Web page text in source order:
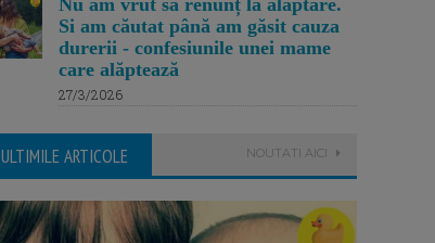
Nu am vrut să renunț la alăptare.
Si am căutat până am găsit cauza
durerii - confesiunile unei mame
care alăptează
27/3/2026
ULTIMILE ARTICOLE NOUTATI AICI